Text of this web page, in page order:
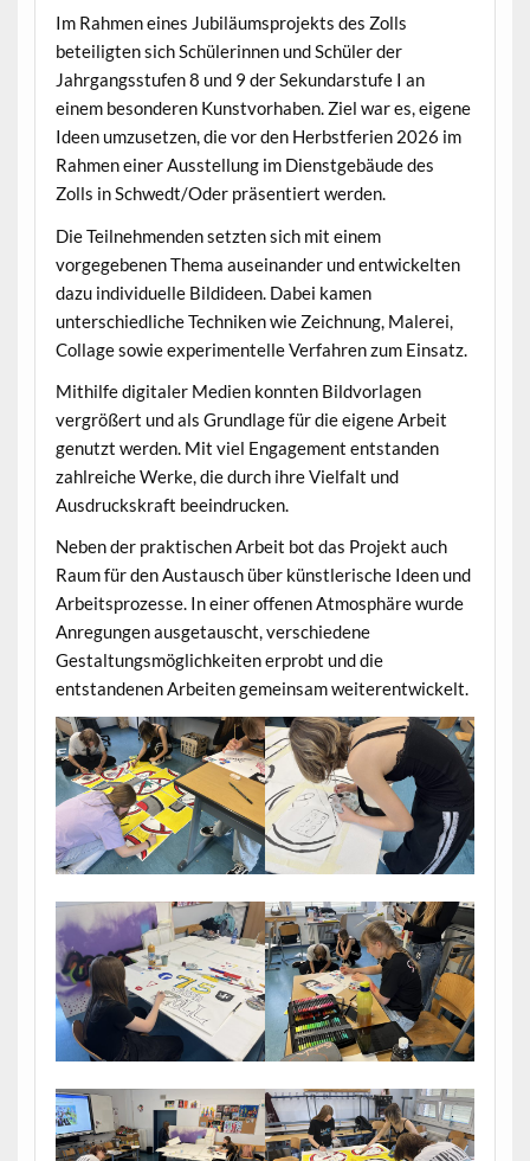
Im Rahmen eines Jubiläumsprojekts des Zolls
beteiligten sich Schülerinnen und Schüler der
Jahrgangsstufen 8 und 9 der Sekundarstufe I an
einem besonderen Kunstvorhaben. Ziel war es, eigene
Ideen umzusetzen, die vor den Herbstferien 2026 im
Rahmen einer Ausstellung im Dienstgebäude des
Zolls in Schwedt/Oder präsentiert werden.
Die Teilnehmenden setzten sich mit einem
vorgegebenen Thema auseinander und entwickelten
dazu individuelle Bildideen. Dabei kamen
unterschiedliche Techniken wie Zeichnung, Malerei,
Collage sowie experimentelle Verfahren zum Einsatz.
Mithilfe digitaler Medien konnten Bildvorlagen
vergrößert und als Grundlage für die eigene Arbeit
genutzt werden. Mit viel Engagement entstanden
zahlreiche Werke, die durch ihre Vielfalt und
Ausdruckskraft beeindrucken.
Neben der praktischen Arbeit bot das Projekt auch
Raum für den Austausch über künstlerische Ideen und
Arbeitsprozesse. In einer offenen Atmosphäre wurde
Anregungen ausgetauscht, verschiedene
Gestaltungsmöglichkeiten erprobt und die
entstandenen Arbeiten gemeinsam weiterentwickelt.